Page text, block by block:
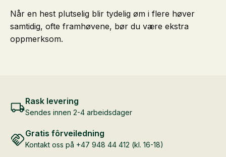
Når en hest plutselig blir tydelig øm i flere høver
samtidig, ofte framhøvene, bør du være ekstra
oppmerksom.
Rask levering
Sendes innen 2-4 arbeidsdager
Gratis fôrveiledning
Kontakt oss på +47 948 44 412 (kl. 16-18)